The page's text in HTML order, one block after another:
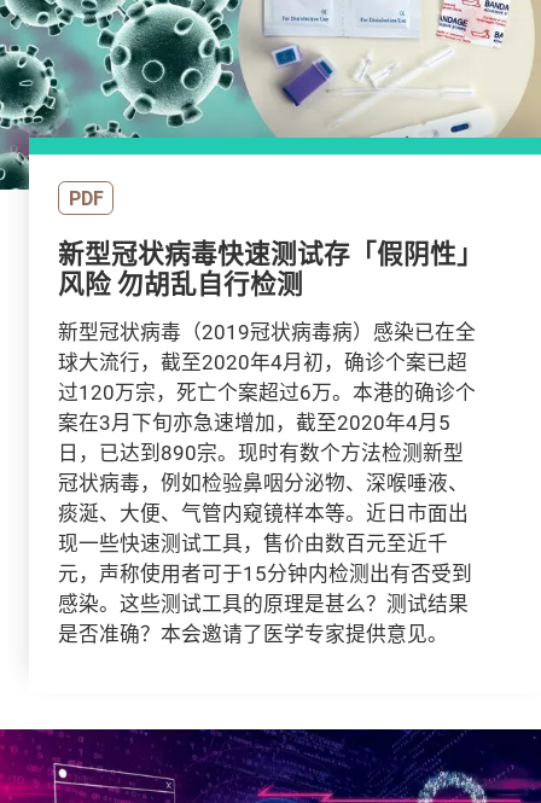
PDF
新型冠状病毒快速测试存「假阴性」
风险 勿胡乱自行检测
新型冠状病毒（2019冠状病毒病）感染已在全
球大流行，截至2020年4月初，确诊个案已超
过120万宗，死亡个案超过6万。本港的确诊个
案在3月下旬亦急速增加，截至2020年4月5
日，已达到890宗。现时有数个方法检测新型
冠状病毒，例如检验鼻咽分泌物、深喉唾液、
痰涎、大便、气管内窥镜样本等。近日市面出
现一些快速测试工具，售价由数百元至近千
元，声称使用者可于15分钟内检测出有否受到
感染。这些测试工具的原理是甚么？测试结果
是否准确？本会邀请了医学专家提供意见。